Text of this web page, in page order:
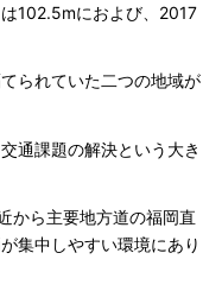
102.5mにおよび、2017
られていた二つの地域が
通課題の解決という大き
から主要地方道の福岡直
集中しやすい環境にあり